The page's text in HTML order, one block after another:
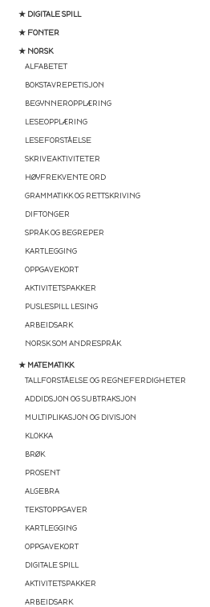
★ DIGITALE SPILL
★ FONTER
★ NORSK
ALFABETET
BOKSTAVREPETISJON
BEGYNNEROPPLÆRING
LESEOPPLÆRING
LESEFORSTÅELSE
SKRIVEAKTIVITETER
HØYFREKVENTE ORD
GRAMMATIKK OG RETTSKRIVING
DIFTONGER
SPRÅK OG BEGREPER
KARTLEGGING
OPPGAVEKORT
AKTIVITETSPAKKER
PUSLESPILL LESING
ARBEIDSARK
NORSK SOM ANDRESPRÅK
★ MATEMATIKK
TALLFORSTÅELSE OG REGNEFERDIGHETER
ADDIDSJON OG SUBTRAKSJON
MULTIPLIKASJON OG DIVISJON
KLOKKA
BRØK
PROSENT
ALGEBRA
TEKSTOPPGAVER
KARTLEGGING
OPPGAVEKORT
DIGITALE SPILL
AKTIVITETSPAKKER
ARBEIDSARK